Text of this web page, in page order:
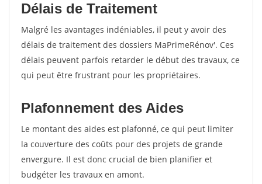
Délais de Traitement
Malgré les avantages indéniables, il peut y avoir des
délais de traitement des dossiers MaPrimeRénov'. Ces
délais peuvent parfois retarder le début des travaux, ce
qui peut être frustrant pour les propriétaires.
Plafonnement des Aides
Le montant des aides est plafonné, ce qui peut limiter
la couverture des coûts pour des projets de grande
envergure. Il est donc crucial de bien planifier et
budgéter les travaux en amont.